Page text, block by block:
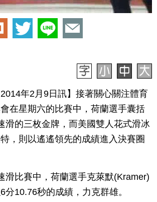
2014年2月9日訊】接著關心關注體育
在星期六的比賽中，荷蘭選手囊括
滑的三枚金牌，而美國雙人花式滑冰
，則以遙遙領先的成績進入決賽圈
滑比賽中，荷蘭選手克萊默(Kramer)
分10.76秒的成績，力克群雄。